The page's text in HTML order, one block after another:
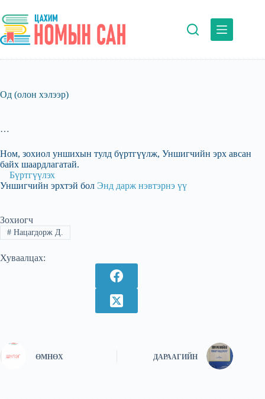
to
content
Од (олон хэлээр)
…
Ном, зохиол уншихын тулд бүртгүүлж, Уншигчийн эрх авсан
байх шаардлагатай.
Бүртгүүлэх
Уншигчийн эрхтэй бол Энд дарж нэвтэрнэ үү
Зохиогч
#Нацагдорж Д.
Хуваалцах:
ӨМНӨХ ДАРААГИЙН